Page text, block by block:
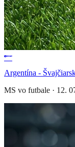
Argentína -
MS vo futbale · 12.